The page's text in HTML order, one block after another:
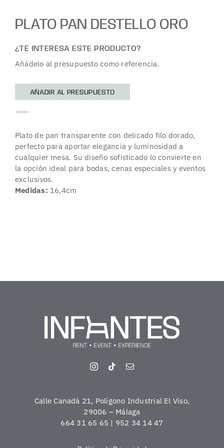
PLATO PAN DESTELLO ORO
¿TE INTERESA ESTE PRODUCTO?
Añádelo al presupuesto como referencia.
AÑADIR AL PRESUPUESTO
Plato de pan transparente con delicado filo dorado,
perfecto para aportar elegancia y luminosidad a
cualquier mesa. Su diseño sofisticado lo convierte en
la opción ideal para bodas, cenas especiales y eventos
exclusivos.
Medidas: 16,4cm
Calle Canadá 21, Polígono Industrial El Viso,
29006 – Málaga
664 31 65 65 | 952 34 14 47